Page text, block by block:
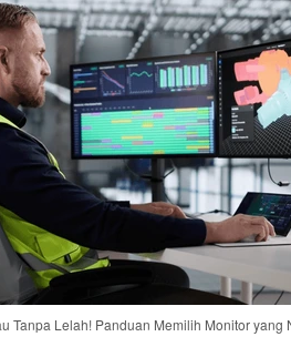
Tanpa Lelah! Panduan Memilih Monitor